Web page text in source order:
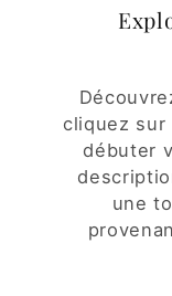
cliquez sur
débuter
une